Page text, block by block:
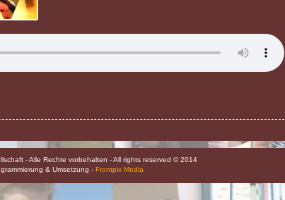
- Alle Rechte vorbehalten - All rights reserved © 2014
& Umsetzung - Frontpix Media